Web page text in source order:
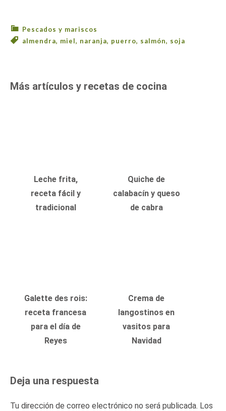
Pescados y mariscos
almendra, miel, naranja, puerro, salmón, soja
Más artículos y recetas de cocina
Leche frita,
receta fácil y
tradicional
Quiche de
calabacín y queso
de cabra
Galette des rois:
receta francesa
para el día de
Reyes
Crema de
langostinos en
vasitos para
Navidad
Deja una respuesta
Tu dirección de correo electrónico no será publicada. Los